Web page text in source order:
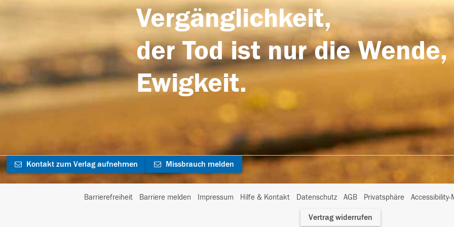
Vergänglichkeit,
der Tod ist nur die
Ewigkeit.
Kontakt zum Verlag aufnehmen Missbrauch melden
Barrierefreiheit Barriere melden Impressum Hilfe & Kontakt Datenschutz AGB Privatsphäre
I
Vertrag widerrufen